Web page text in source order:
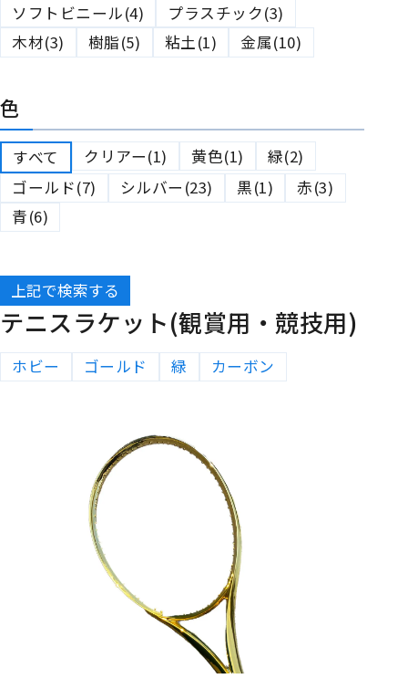
テニスラケット(観賞用・競技用)
ホビー ゴールド 緑 カーボン
ソフトビニール(4)
プラスチック(3)
木材(3)
樹脂(5) 粘土(1) 金属(10)
色
すべて クリアー(1) 黄色(1)
緑(2)
ゴールド(7)
シルバー(23) 黒(1)
赤(3)
青(6)
上記で検索する